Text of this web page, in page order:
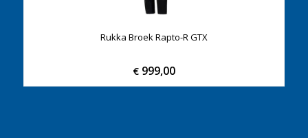
Rukka Broek Rapto-R GTX
€999,00